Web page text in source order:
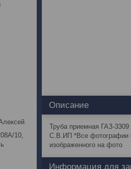
Описание
Труба приемная ГАЗ-
С.В.ИП *Все фотографии
изображенного на фото
Информация для
10,